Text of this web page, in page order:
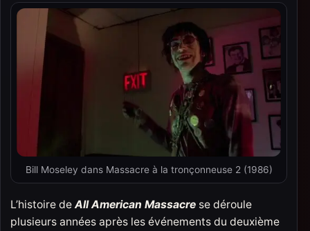
Bill Moseley dans Massacre à la tronçonneuse 2 (1986)
L’histoire de All American Massacre se déroule
plusieurs années après les événements du deuxième